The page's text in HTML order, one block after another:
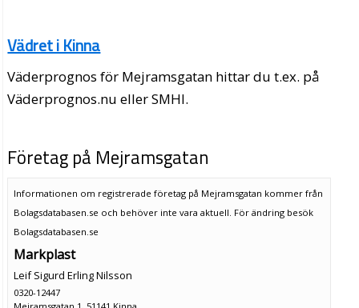
Vädret i Kinna
Väderprognos för Mejramsgatan hittar du t.ex. på
Väderprognos.nu eller SMHI.
Företag på Mejramsgatan
Informationen om registrerade företag på Mejramsgatan kommer från
Bolagsdatabasen.se och behöver inte vara aktuell. För ändring besök
Bolagsdatabasen.se
Markplast
Leif Sigurd Erling Nilsson
0320-12447